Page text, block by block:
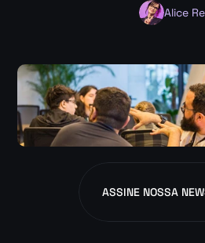
Alice
ASSINE NOSSA